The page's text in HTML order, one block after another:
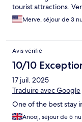
tourist attractions.
Merve, séjour de 3
Avis vérifié
10/10
17 juil. 2025
Traduire avec Google
One of the best stay
Anooj, séjour de 5